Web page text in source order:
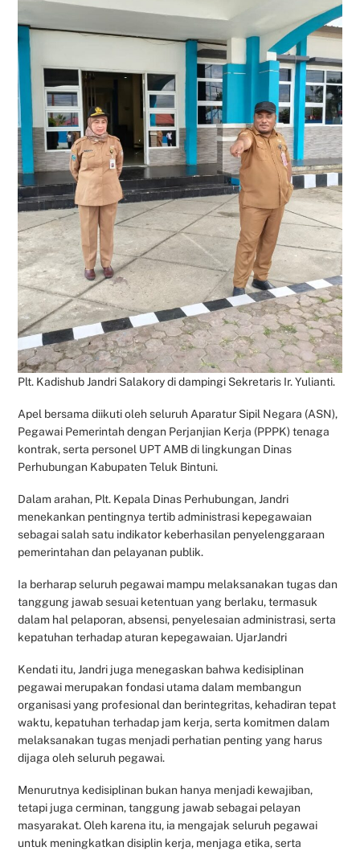
Plt. Kadishub Jandri Salakory di dampingi Sekretaris Ir. Yulianti.
Apel bersama diikuti oleh seluruh Aparatur Sipil Negara (ASN),
Pegawai Pemerintah dengan Perjanjian Kerja (PPPK) tenaga
kontrak, serta personel UPT AMB di lingkungan Dinas
Perhubungan Kabupaten Teluk Bintuni.
Dalam arahan, Plt. Kepala Dinas Perhubungan, Jandri
menekankan pentingnya tertib administrasi kepegawaian
sebagai salah satu indikator keberhasilan penyelenggaraan
pemerintahan dan pelayanan publik.
Ia berharap seluruh pegawai mampu melaksanakan tugas dan
tanggung jawab sesuai ketentuan yang berlaku, termasuk
dalam hal pelaporan, absensi, penyelesaian administrasi, serta
kepatuhan terhadap aturan kepegawaian. UjarJandri
Kendati itu, Jandri juga menegaskan bahwa kedisiplinan
pegawai merupakan fondasi utama dalam membangun
organisasi yang profesional dan berintegritas, kehadiran tepat
waktu, kepatuhan terhadap jam kerja, serta komitmen dalam
melaksanakan tugas menjadi perhatian penting yang harus
dijaga oleh seluruh pegawai.
Menurutnya kedisiplinan bukan hanya menjadi kewajiban,
tetapi juga cerminan, tanggung jawab sebagai pelayan
masyarakat. Oleh karena itu, ia mengajak seluruh pegawai
untuk meningkatkan disiplin kerja, menjaga etika, serta